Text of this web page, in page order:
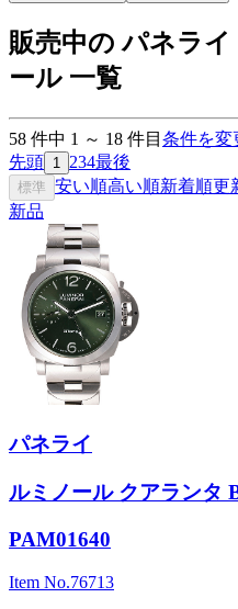
販売中の パネラ
ール 一覧
58 件中 1 ～ 18 件目 条件を変
先頭 1 234最後
標準 安い順高い順新着順更
新品
パネライ
ルミノール クアランタ
PAM01640
Item No.76713